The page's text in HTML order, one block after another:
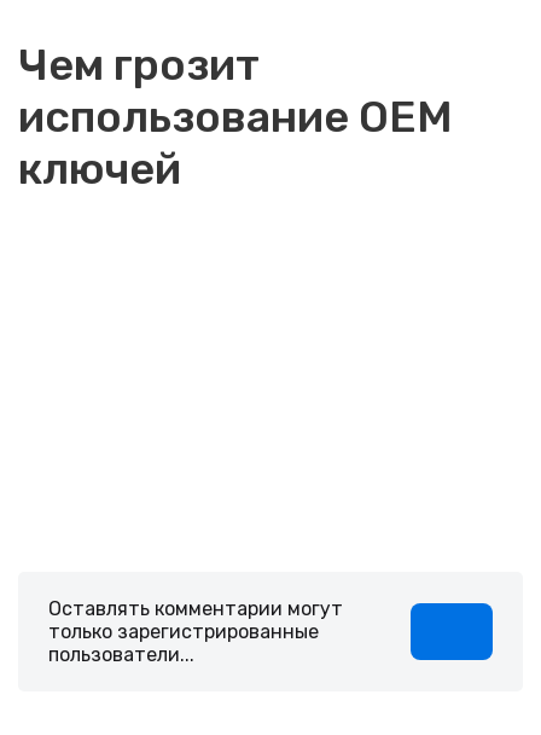
Чем грозит
использование OEM
ключей
Оставлять комментарии могут
только зарегистрированные
пользователи...